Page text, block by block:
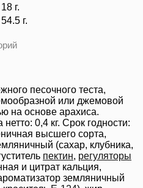
18 г.
54.5 г.
песочного теста,
или джемовой
на основе арахиса.
0,4 кг. Срок годности:
высшего сорта,
(сахар, клубника,
пектин, регуляторы
и цитрат кальция,
земляничный